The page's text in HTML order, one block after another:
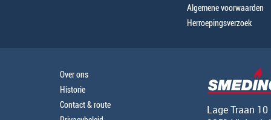
Algemene voorwaarden
Herroepingsverzoek
Over ons
Historie
Contact & route
Lage Traan 10